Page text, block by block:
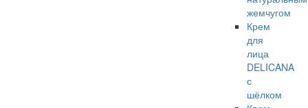
жемчугом
Крем
для
лица
DELICANA
с
шёлком